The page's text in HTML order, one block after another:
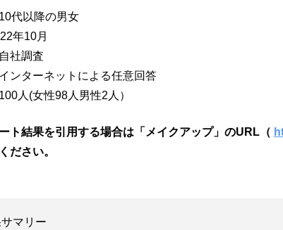
代以降の男女
年10月
社調査
ンターネットによる任意回答
人(女性98人男性2人）
ト結果を引用する場合は「メイクアップ」のURL（
ださい。
マリー